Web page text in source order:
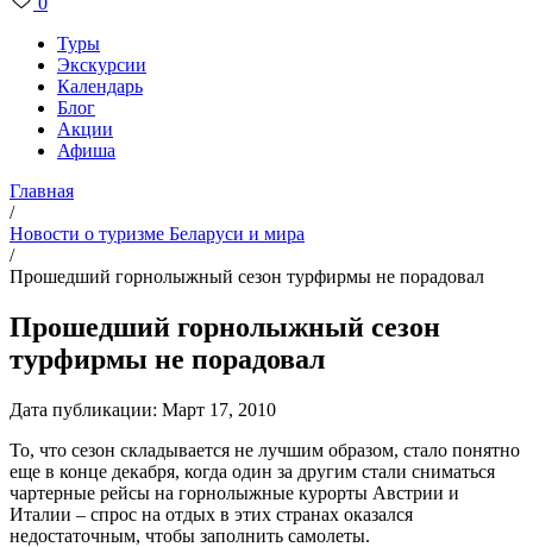
Туры
Экскурсии
Календарь
Блог
Акции
Афиша
Главная
/
Новости о туризме Беларуси и мира
/
Прошедший горнолыжный сезон турфирмы не порадовал
Прошедший горнолыжный сезон
турфирмы не порадовал
Дата публикации: Март 17, 2010
То, что сезон складывается не лучшим образом, стало понятно
еще в конце декабря, когда один за другим стали сниматься
чартерные рейсы на горнолыжные курорты Австрии и
Италии – спрос на отдых в этих странах оказался
недостаточным, чтобы заполнить самолеты.